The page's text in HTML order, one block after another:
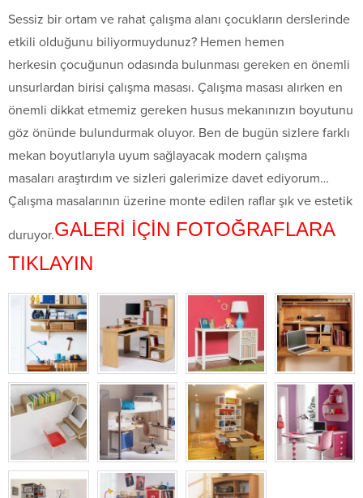
Sessiz bir ortam ve rahat çalışma alanı çocukların derslerinde
etkili olduğunu biliyormuydunuz? Hemen hemen
herkesin çocuğunun odasında bulunması gereken en önemli
unsurlardan birisi çalışma masası. Çalışma masası alırken en
önemli dikkat etmemiz gereken husus mekanınızın boyutunu
göz önünde bulundurmak oluyor. Ben de bugün sizlere farklı
mekan boyutlarıyla uyum sağlayacak modern çalışma
masaları araştırdım ve sizleri galerimize davet ediyorum…
Çalışma masalarının üzerine monte edilen raflar şık ve estetik
duruyor.GALERİ İÇİN FOTOĞRAFLARA
TIKLAYIN